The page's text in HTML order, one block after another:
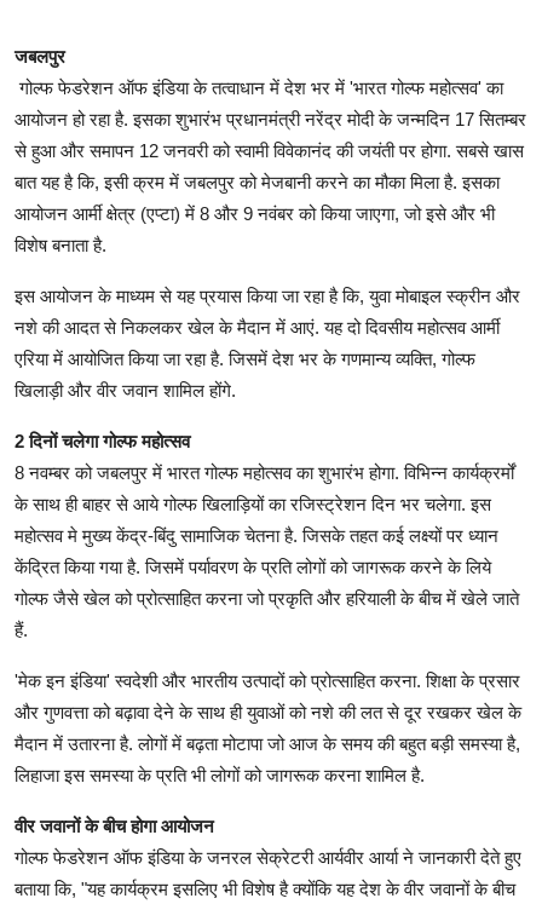
जबलपुर
गोल्फ फेडरेशन ऑफ इंडिया के तत्वाधान में देश भर में 'भारत गोल्फ महोत्सव' का
आयोजन हो रहा है. इसका शुभारंभ प्रधानमंत्री नरेंद्र मोदी के जन्मदिन 17 सितम्बर
से हुआ और समापन 12 जनवरी को स्वामी विवेकानंद की जयंती पर होगा. सबसे खास
बात यह है कि, इसी क्रम में जबलपुर को मेजबानी करने का मौका मिला है. इसका
आयोजन आर्मी क्षेत्र (एप्टा) में 8 और 9 नवंबर को किया जाएगा, जो इसे और भी
विशेष बनाता है.
इस आयोजन के माध्यम से यह प्रयास किया जा रहा है कि, युवा मोबाइल स्क्रीन और
नशे की आदत से निकलकर खेल के मैदान में आएं. यह दो दिवसीय महोत्सव आर्मी
एरिया में आयोजित किया जा रहा है. जिसमें देश भर के गणमान्य व्यक्ति, गोल्फ
खिलाड़ी और वीर जवान शामिल होंगे.
2 दिनों चलेगा गोल्फ महोत्सव
8 नवम्बर को जबलपुर में भारत गोल्फ महोत्सव का शुभारंभ होगा. विभिन्न कार्यक्रर्मों
के साथ ही बाहर से आये गोल्फ खिलाड़ियों का रजिस्ट्रेशन दिन भर चलेगा. इस
महोत्सव मे मुख्य केंद्र-बिंदु सामाजिक चेतना है. जिसके तहत कई लक्ष्यों पर ध्यान
केंद्रित किया गया है. जिसमें पर्यावरण के प्रति लोगों को जागरूक करने के लिये
गोल्फ जैसे खेल को प्रोत्साहित करना जो प्रकृति और हरियाली के बीच में खेले जाते
हैं.
'मेक इन इंडिया' स्वदेशी और भारतीय उत्पादों को प्रोत्साहित करना. शिक्षा के प्रसार
और गुणवत्ता को बढ़ावा देने के साथ ही युवाओं को नशे की लत से दूर रखकर खेल के
मैदान में उतारना है. लोगों में बढ़ता मोटापा जो आज के समय की बहुत बड़ी समस्या है,
लिहाजा इस समस्या के प्रति भी लोगों को जागरूक करना शामिल है.
वीर जवानों के बीच होगा आयोजन
गोल्फ फेडरेशन ऑफ इंडिया के जनरल सेक्रेटरी आर्यवीर आर्या ने जानकारी देते हुए
बताया कि, "यह कार्यक्रम इसलिए भी विशेष है क्योंकि यह देश के वीर जवानों के बीच